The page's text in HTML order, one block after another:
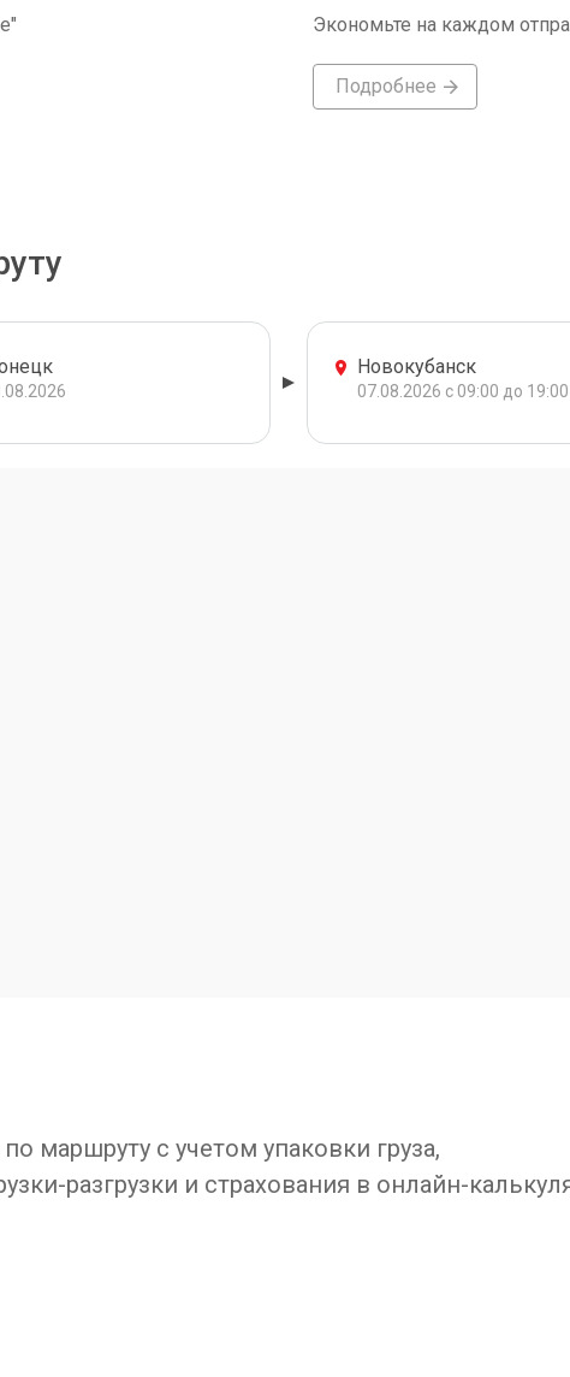
Экономьте на каждом
Подробнее
Новокубанск
07.08.2026 с 09:00 до 19:00
маршруту с учетом упаковки груза,
разгрузки и страхования в онлайн-